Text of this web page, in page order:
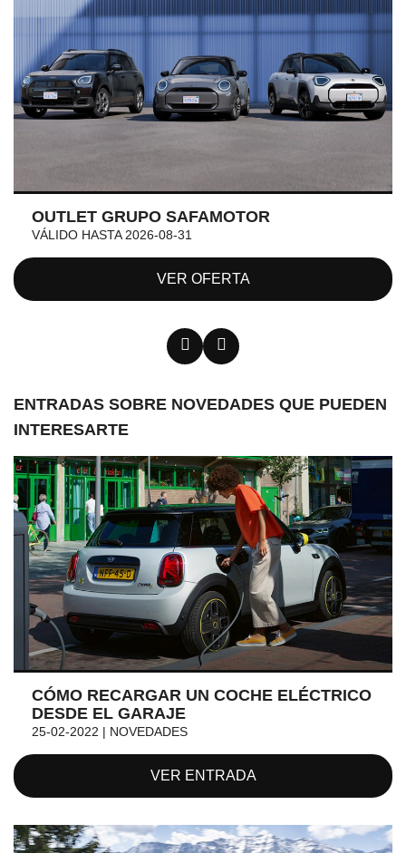
OUTLET GRUPO SAFAMOTOR
VÁLIDO HASTA 2026-08-31
VER OFERTA
ENTRADAS SOBRE NOVEDADES QUE PUEDEN
INTERESARTE
CÓMO RECARGAR UN COCHE ELÉCTRICO
DESDE EL GARAJE
25-02-2022 | NOVEDADES
VER ENTRADA